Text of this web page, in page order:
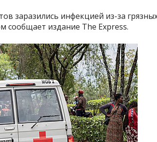
заразились инфекцией из-за
сообщает издание The Express.